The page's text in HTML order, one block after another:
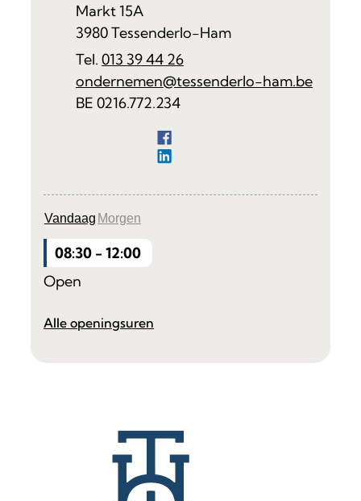
Markt 15A
,3980Tessenderlo-Ham
013 39 44 26
E-mailondernemen@tessenderlo-ham.be
Ondernemingsnummer
BE 0216.772.234
Ondernemen
Ondernemen
Vandaag Morgen
08:30 -12:00
Open
Alle openingsuren